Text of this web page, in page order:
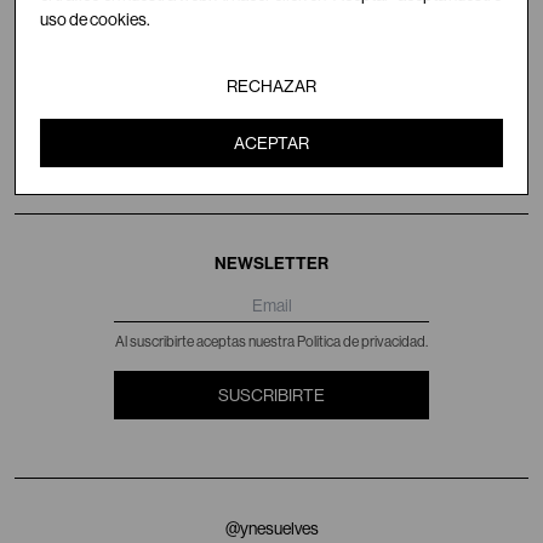
uso de cookies.
RECHAZAR
ACEPTAR
Body Nereidas Azul
VER: TODO EN ROPA
NEWSLETTER
Al suscribirte aceptas nuestra Politica de privacidad.
SUSCRIBIRTE
@ynesuelves